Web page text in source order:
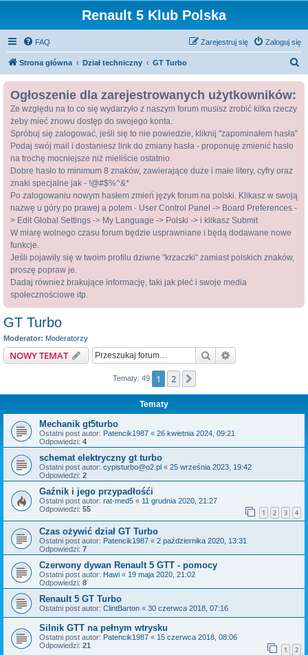
Renault 5 Klub Polska
FAQ Zaloguj się
Zarejestruj się
Strona główna Dział techniczny GT Turbo
Ogłoszenie dla zarejestrowanych użytkowników:
Ze względu na to co się wydarzyło z naszym forum musisz zrobić kilka rzeczy
żeby mieć znowu dostęp do swojego konta.
Spróbuj się zalogować, jeśli się to nie powiedzie, kliknij "zapominałem hasła"
Podaj swój mail i dostaniesz link do zmiany hasła - proponuję zmienić hasło
na trochę mocniejsze niż mieliście ostatnio.
Dobre hasło to minimum 8 znaków, zawierające duże i małe litery, cyfry oraz
znaki specjalne jak - !@#$%^&*
Po zalogowaniu nowym hasłem zmień język forum na polski. Klikasz w swoją
nazwę u góry po prawej a potem - User Control Panel -> Board Preferences -
> Edit Global Settings -> My Language -> Polski -> i klikasz Submit
W miarę wolnego czasu forum będzie usprawniane i będą dodawane nowe
funkcje.
Jeśli pojawiły się w twoim profilu dziwne "krzaczki" zamiast polskich znaków,
proszę popraw je.
Dadaj również brakujące informację, taki jak płeć i swoje media
społecznościowe itp.
GT Turbo
Moderator: Moderatorzy
NOWY TEMAT Szukaj
Tematy: 49 1 2
Tematy
Mechanik gt5turbo
Ostatni post autor: Patencik1987 « 26 kwietnia 2024, 09:21
Odpowiedzi: 4
schemat elektryczny gt turbo
Ostatni post autor: cypisturbo@o2.pl « 25 września 2023, 19:42
Odpowiedzi: 2
Gaźnik i jego przypadłośći
Ostatni post autor: rat-med5 « 11 grudnia 2020, 21:27
Odpowiedzi: 55 1 2 3 4
Czas ożywić dział GT Turbo
Ostatni post autor: Patencik1987 « 2 października 2020, 13:31
Odpowiedzi: 7
Czerwony dywan Renault 5 GTT - pomocy
Ostatni post autor: Hawi « 19 maja 2020, 21:02
Odpowiedzi: 8
Renault 5 GT Turbo
Ostatni post autor: ClintBarton « 30 czerwca 2018, 07:16
Silnik GTT na pełnym wtrysku
Ostatni post autor: Patencik1987 « 15 czerwca 2018, 08:06
Odpowiedzi: 21 1 2